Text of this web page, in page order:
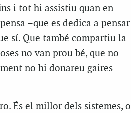
i tot hi assistiu quan en
–que es dedica a pensar
sí. Que també compartiu la
no van prou bé, que no
no hi donareu gaires
És el millor dels sistemes, o